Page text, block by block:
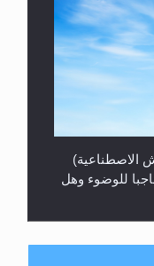
الاصطناعية)
للوضوء وهل